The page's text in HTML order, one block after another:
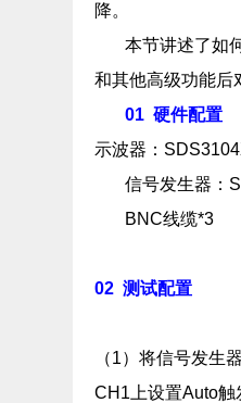
降。
本节讲述了如
和其他高级功能后
01硬件配置
示波器：
信号发生器：
BNC线缆*3
02测试配置
（1）将信号发生
CH1上设置Auto触